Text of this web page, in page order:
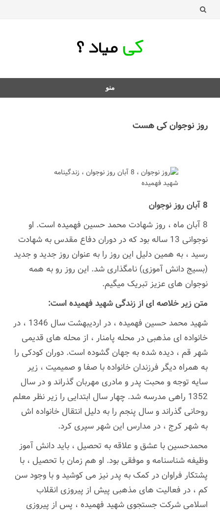
منو
روز نوجوان کی هست
8 آبان روز نوجوان
8 آبان ماه ، روز شهادت محمد حسین فهمیده است. او
نوجوانی 13 ساله بود که در دوران دفاع مقدس به شهادت
رسید ، به همین دلیل این روز را به عنوان روز جدید و جدید
(بسیج دانش آموزی) نامگذاری شد. این روز رو به همه
نوجوان های عزیز تبریک میگیم.
متن زیر خلاصه ای از زندگی شهید فهمیده است:
شهید محمد حسین فهمیده ، در اردیبهشت سال 1346 ، در
خانواده ای مذهبی در محله پامنار ، از محله های قدیمی
شهر قم ، دیده شده به جهان گشوده است. دوران کودکی را
به همراه دیگر فرزندان خانواده با صفا و صمیمیت ، زیر
سایه توجه و محبت پدر و مادری مهربان گذراند و در سال
1352 راهی مدرسه شد. چهار سال ابتدایی را زیر نظر معلم
روحانی گذراند و سال پنجم را به دلیل انتقال خانواده اش
به شهر کرج ، در مدارس این شهر سپری کرد.
محمدحسین با عشق و علاقه به تحصیل ، باید دانش آموز
وظیفه شناسنامه و موفقی بود. او هم زمان با تحصیل ، با
پشتکار فراوان در کمک به پدر نیز می کوشید و با وجود سن
کم ، در فعالیت های مذهبی پیش از پیروزی انقلاب
اسلامی شرکت جستجوی شهید فهمیده ، پس از پیروزی